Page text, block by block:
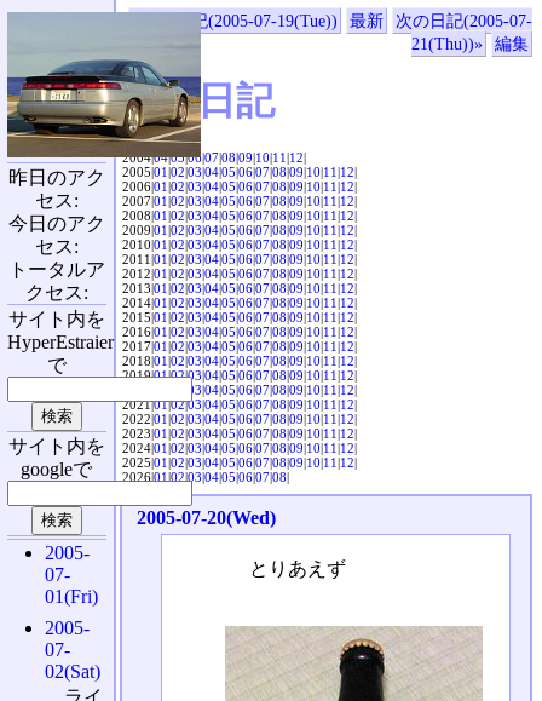
«前の日記(2005-07-19(Tue)) 最新
次の日記(2005-07-
21(Thu))»
編集
SVX日記
2004|04|05|06|07|08|09|10|11|12|
2005|01|02|03|04|05|06|07|08|09|10|11|12|
2006|01|02|03|04|05|06|07|08|09|10|11|12|
2007|01|02|03|04|05|06|07|08|09|10|11|12|
2008|01|02|03|04|05|06|07|08|09|10|11|12|
2009|01|02|03|04|05|06|07|08|09|10|11|12|
2010|01|02|03|04|05|06|07|08|09|10|11|12|
2011|01|02|03|04|05|06|07|08|09|10|11|12|
2012|01|02|03|04|05|06|07|08|09|10|11|12|
2013|01|02|03|04|05|06|07|08|09|10|11|12|
2014|01|02|03|04|05|06|07|08|09|10|11|12|
2015|01|02|03|04|05|06|07|08|09|10|11|12|
2016|01|02|03|04|05|06|07|08|09|10|11|12|
2017|01|02|03|04|05|06|07|08|09|10|11|12|
2018|01|02|03|04|05|06|07|08|09|10|11|12|
2019|01|02|03|04|05|06|07|08|09|10|11|12|
03|04|05|06|07|08|09|10|11|12|
2021|01|02|03|04|05|06|07|08|09|10|11|12|
2022|01|02|03|04|05|06|07|08|09|10|11|12|
2023|01|02|03|04|05|06|07|08|09|10|11|12|
2024|01|02|03|04|05|06|07|08|09|10|11|12|
2025|01|02|03|04|05|06|07|08|09|10|11|12|
2026|01|02|03|04|05|06|07|08|
2005-07-20(Wed)
とりあえず
昨日のアク
セス:
今日のアク
セス:
トータルア
クセス:
サイト内を
HyperEstraier
で
サイト内を
googleで
2005-
07-
01(Fri)
2005-
07-
02(Sat)
ライ